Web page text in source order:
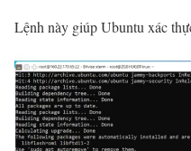
Lệnh này giúp Ubuntu xác